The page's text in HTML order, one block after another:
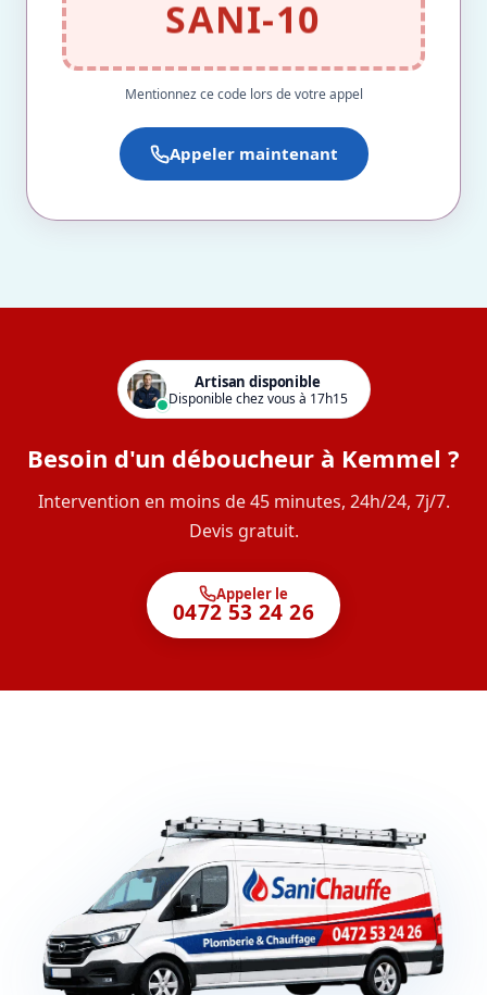
SANI-10
Mentionnez ce code lors de votre appel
Appeler maintenant
Artisan disponible
Disponible chez vous à 17h15
Besoin d'un déboucheur à Kemmel ?
Intervention en moins de 45 minutes, 24h/24, 7j/7.
Devis gratuit.
Appeler le
0472 53 24 26